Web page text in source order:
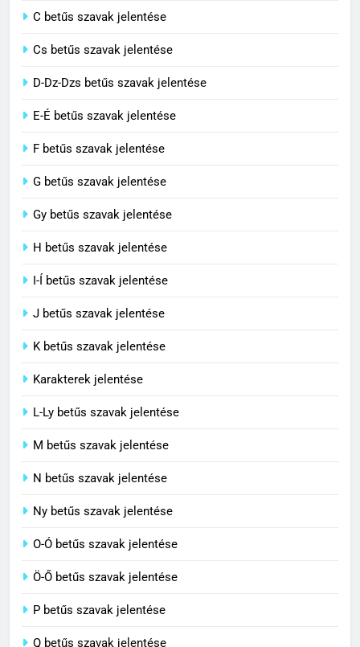
C BETŰS SZAVAK JELENTÉSE
3
Civilizáció jelentése
4
Contemporary jelentése
Célkitűzés jelentése
C BETŰS SZAVAK JELENTÉSE
C BETŰS SZAVAK JELENTÉSE
8
Centenárium jelentése
C betűs szavak jelentése
Cs betűs szavak jelentése
D-Dz-Dzs betűs szavak jelentése
E-É betűs szavak jelentése
F betűs szavak jelentése
G betűs szavak jelentése
Gy betűs szavak jelentése
H betűs szavak jelentése
I-Í betűs szavak jelentése
J betűs szavak jelentése
K betűs szavak jelentése
Karakterek jelentése
L-Ly betűs szavak jelentése
M betűs szavak jelentése
N betűs szavak jelentése
Ny betűs szavak jelentése
O-Ó betűs szavak jelentése
Ö-Ő betűs szavak jelentése
P betűs szavak jelentése
Q betűs szavak jelentése